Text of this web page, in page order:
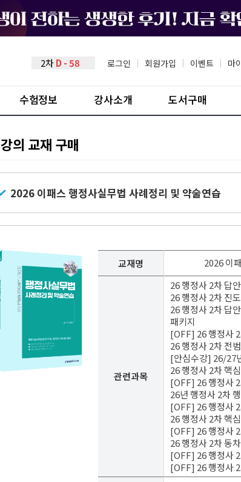
2차D - 58 로그인 | 회원가입 | 이벤트 | 마
수험정보 강사소개 도서구매
강의 교재 구매
2026 이패스 행정사실무법 사례정리 및 약술연습
교재명 2026 이
관련과목
26 행정사 2차 답
26 행정사 2차 진
26 행정사 2차 답
패키지
[OFF] 26 행정사
26 행정사 2차 전
[안심수강] 26/27
26 행정사 2차 핵
[OFF] 26 행정사
26년 행정사 2차
[OFF] 26 행정사
26 행정사 2차 핵
[OFF] 26 행정사
26 행정사 2차 동
[OFF] 26 행정사
[OFF] 26 행정사